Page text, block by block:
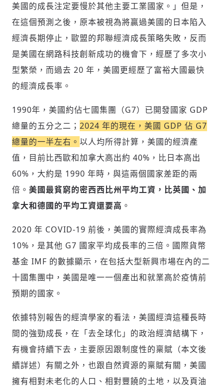
美國的成長注定要慢於其他主要工業國家。」但是，
在這個預測之後，原本被視為將贏過美國的日本陷入
經濟長期停止，歐盟的邦聯經濟成長策略失敗，反而
是美國在網路科技創新成功的機會下，經歷了多次小
型繁榮，而過去 20 年，美國更經歷了富裕大國最快
的經濟成長率。
1990年，美國約佔七國集團（G7）已開發國家 GDP
總量的五分之二； 2024 年的現在，美國 GDP 佔 G7
總量的一半左右。 以人均所得計算，美國的經濟產
值，目前比西歐和加拿大高出約 40%，比日本高出
60%，大約是 1990 年時，與這兩個國家差距的兩
倍。 美國最貧窮的密西西比州平均工資，比英國、加
拿大和德國的平均工資還要高 。
2020 年 COVID-19 前後，美國的實際經濟成長率為
10%，是其他 G7 國家平均成長率的三倍。國際貨幣
基金 IMF 的數據顯示，在包括大型新興市場在內的二
十國集團中，美國是唯一一個產出和就業高於疫情前
預期的國家。
依據特別報告的經濟學家的看法，美國經濟這種長時
間的強勁成長，在「去全球化」的政治經濟結構下，
有機會持續下去，主要原因跟制度性的稟賦（本文後
續詳述）有關之外，也跟自然資源的稟賦有關，美國
擁有相對未老化的人口、相對豐饒的土地，以及頁油